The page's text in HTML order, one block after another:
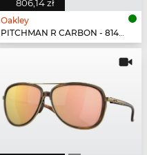
806,14 zł
Oakley
PITCHMAN R CARBON - 814903